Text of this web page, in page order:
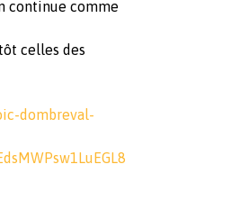
continue comme
celles des
dombreval-